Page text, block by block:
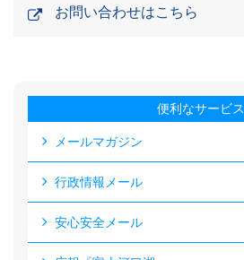
お問い合わせはこちら
便利なサービス
メールマガジン
行政情報メール
安心安全メール